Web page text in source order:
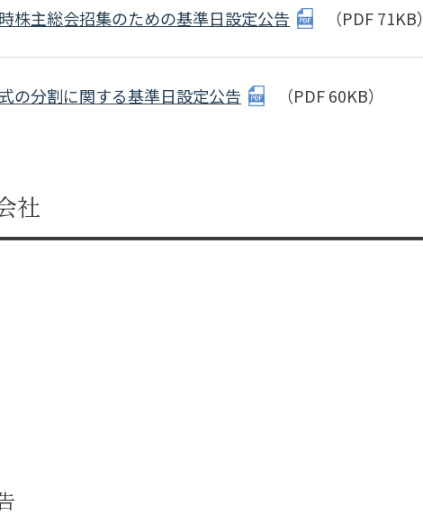
株主総会招集のための基準日設定公告 （PDF 71KB）
の分割に関する基準日設定公告 （PDF 60KB）
社